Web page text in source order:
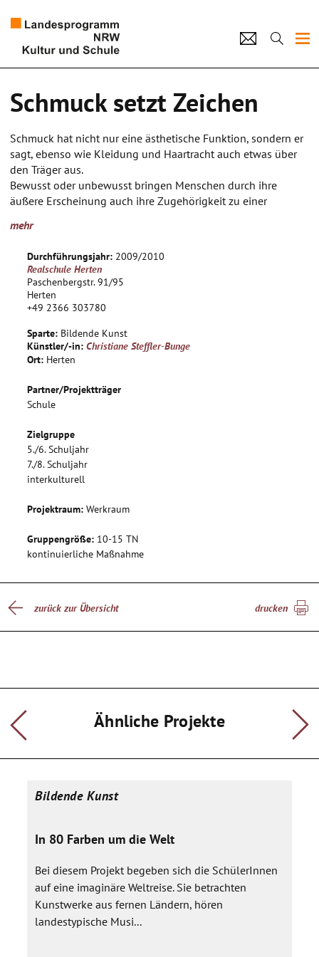
Künstlerpool
Schulen
Kultur und Schule
Schmuck setzt Zeichen
Schmuck hat nicht nur eine ästhetische Funktion, sondern er
sagt, ebenso wie Kleidung und Haartracht auch etwas über
den Träger aus.
Bewusst oder unbewusst bringen Menschen durch ihre
äußere Erscheinung auch ihre Zugehörigkeit zu einer
Gleichzeitig entsteht aber auch eine Abgrenzung zu anderen
Schmuck kann die Individualität einer Person hervorheben,
oder er kann dazu beitragen, sich als Teil einer Gemeinschaft
zu fühlen und darzustellen.
Die Schüler sollen sich mit der Frage von Identität und
Rollenverhalten beschäftigen und zu diesem Thema
Schmuckstücke gestalten und umsetzen.
mehr
Durchführungsjahr: 2009/2010
Realschule Herten
Paschenbergstr. 91/95
Herten
+49 2366 303780
Sparte: Bildende Kunst
Künstler/-in: Christiane Steffler-Bunge
Ort: Herten
Partner/Projektträger
Schule
Zielgruppe
5./6. Schuljahr
7./8. Schuljahr
interkulturell
Projektraum: Werkraum
Gruppengröße: 10-15 TN
kontinuierliche Maßnahme
zurück zur Übersicht drucken
Ähnliche Projekte
Bildende Kunst
In 80 Farben um die Welt
Bei diesem Projekt begeben sich die SchülerInnen
auf eine imaginäre Weltreise. Sie betrachten
Kunstwerke aus fernen Ländern, hören
landestypische Musi...